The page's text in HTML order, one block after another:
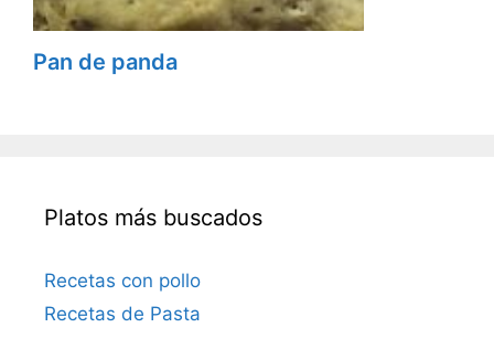
Pan de panda
Platos más buscados
Recetas con pollo
Recetas de Pasta